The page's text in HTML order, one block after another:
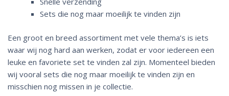
Sets die nog maar moeilijk te vinden zijn
Een groot en breed assortiment met vele thema’s is iets
waar wij nog hard aan werken, zodat er voor iedereen een
leuke en favoriete set te vinden zal zijn. Momenteel bieden
wij vooral sets die nog maar moeilijk te vinden zijn en
misschien nog missen in je collectie.